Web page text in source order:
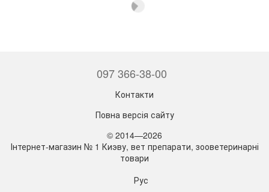
097 366-38-00
Контакти
Повна версія сайту
© 2014—2026
Інтернет-магазин № 1 Киэву, вет препарати, зооветеринарні
товари
Рус